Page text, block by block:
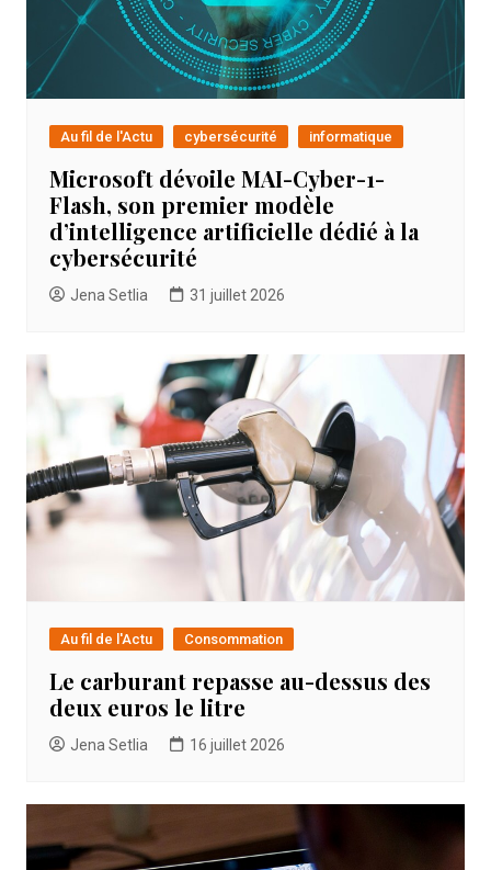
Au fil de l'Actu cybersécurité informatique
Microsoft dévoile MAI-Cyber-1-
Flash, son premier modèle
d’intelligence artificielle dédié à la
cybersécurité
Jena Setlia 31 juillet 2026
Au fil de l'Actu Consommation
Le carburant repasse au-dessus des
deux euros le litre
Jena Setlia 16 juillet 2026